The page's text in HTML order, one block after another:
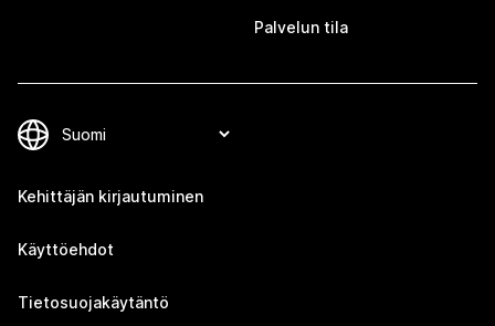
Palvelun tila
Kehittäjän kirjautuminen
Käyttöehdot
Tietosuojakäytäntö